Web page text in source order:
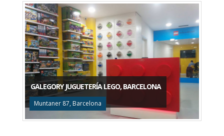
GALEGORY JUGUETERÍA LEGO, BARCELONA
Muntaner 87, Barcelona